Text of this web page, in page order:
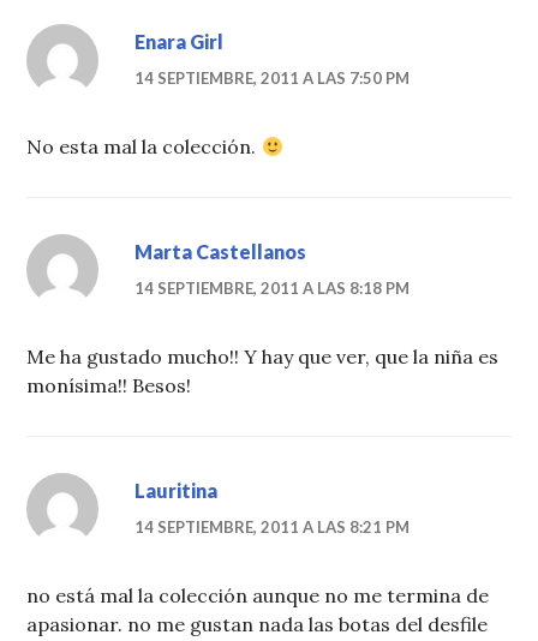
Enara Girl
14 SEPTIEMBRE, 2011 A LAS 7:50 PM
No esta mal la colección.
Marta Castellanos
14 SEPTIEMBRE, 2011 A LAS 8:18 PM
Me ha gustado mucho!! Y hay que ver, que la niña es
monísima!! Besos!
Lauritina
14 SEPTIEMBRE, 2011 A LAS 8:21 PM
no está mal la colección aunque no me termina de
apasionar. no me gustan nada las botas del desfile